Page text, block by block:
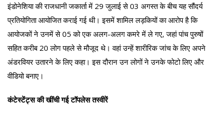
इंडोनेशिया की राजधानी जकार्ता में 29 जुलाई से 03 अगस्त के बीच यह सौंदर्य
प्रतियोगिता आयोजित कराई गई थी। इसमें शामिल लड़कियों का आरोप है कि
आयोजकों ने उनमें से 05 को एक अलग-अलग कमरे में ले गए, जहां पांच पुरुषों
सहित करीब 20 लोग पहले से मौजूद थे। वहां उन्हें शारीरिक जांच के लिए अपने
अंडरवियर उतारने के लिए कहा। इस दौरान उन लोगों ने उनके फोटो लिए और
वीडियो बनाए।
कंटेस्टेंट्स की खींची गई टॉपलेस तस्वीरें